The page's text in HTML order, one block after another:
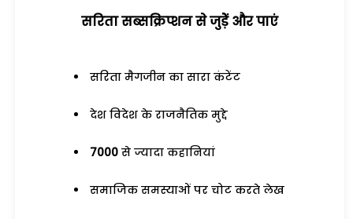
सरिता सब्सक्रिप्शन से जुड़ेें और पाएं
सरिता मैगजीन का सारा कंटेंट
देश विदेश के राजनैतिक मुद्दे
7000 से ज्यादा कहानियां
समाजिक समस्याओं पर चोट करते लेख